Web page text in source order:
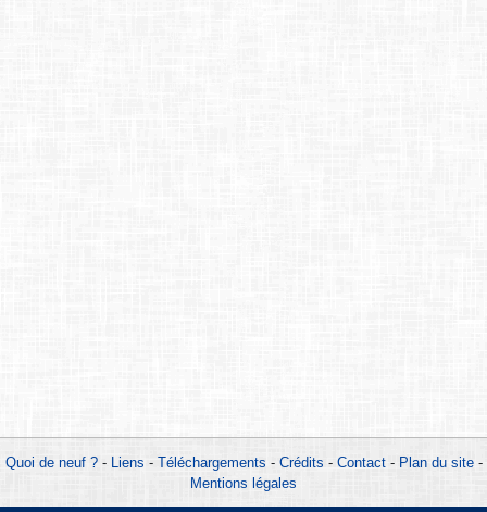
Quoi de neuf ?- Liens - Téléchargements - Crédits - Contact- Plan du site-
Mentions légales